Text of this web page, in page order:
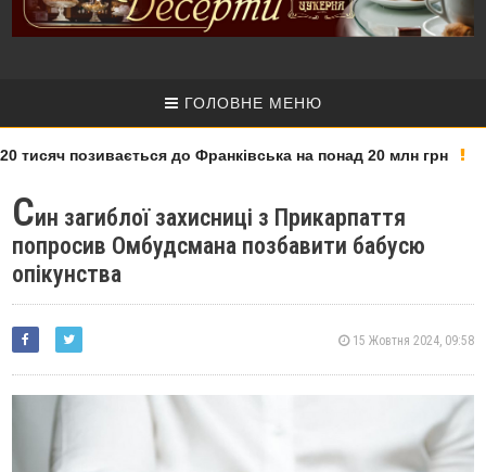
ГОЛОВНЕ МЕНЮ
позивається до Франківська на понад 20 млн грн
Син загиблої захисниці з Прикарпаття
попросив Омбудсмана позбавити бабусю
опікунства
15 Жовтня 2024, 09:58